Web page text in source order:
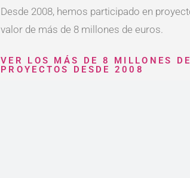
Desde 2008, hemos participado en
valor de más de 8 millones de euros.
VER LOS MÁS DE 8 MILLONES
PROYECTOS DESDE 2008